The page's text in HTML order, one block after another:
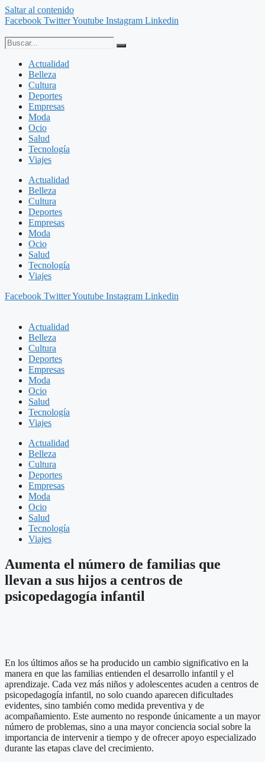
Saltar al contenido
Facebook TwitterYoutube Instagram Linkedin
Actualidad
Belleza
Cultura
Deportes
Empresas
Moda
Ocio
Salud
Tecnología
Viajes
Actualidad
Belleza
Cultura
Deportes
Empresas
Moda
Ocio
Salud
Tecnología
Viajes
Facebook TwitterYoutube Instagram Linkedin
Actualidad
Belleza
Cultura
Deportes
Empresas
Moda
Ocio
Salud
Tecnología
Viajes
Actualidad
Belleza
Cultura
Deportes
Empresas
Moda
Ocio
Salud
Tecnología
Viajes
Aumenta el número de familias que
llevan a sus hijos a centros de
psicopedagogía infantil
En los últimos años se ha producido un cambio significativo en la
manera en que las familias entienden el desarrollo infantil y el
aprendizaje. Cada vez más niños y adolescentes acuden a centros de
psicopedagogía infantil, no solo cuando aparecen dificultades
evidentes, sino también como medida preventiva y de
acompañamiento. Este aumento no responde únicamente a un mayor
número de problemas, sino a una mayor conciencia social sobre la
importancia de intervenir a tiempo y de ofrecer apoyo especializado
durante las etapas clave del crecimiento.